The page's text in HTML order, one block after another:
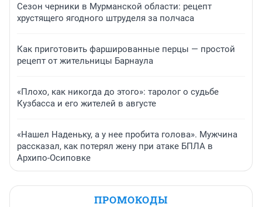
Сезон черники в Мурманской области: рецепт
хрустящего ягодного штруделя за полчаса
Как приготовить фаршированные перцы — простой
рецепт от жительницы Барнаула
«Плохо, как никогда до этого»: таролог о судьбе
Кузбасса и его жителей в августе
«Нашел Наденьку, а у нее пробита голова». Мужчина
рассказал, как потерял жену при атаке БПЛА в
Архипо-Осиповке
ПРОМОКОДЫ